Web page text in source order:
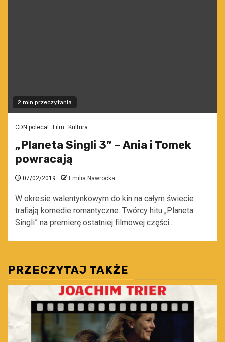
2 min przeczytania
CDN poleca! Film Kultura
„Planeta Singli 3” – Ania i Tomek
powracają
07/02/2019 Emilia Nawrocka
W okresie walentynkowym do kin na całym świecie
trafiają komedie romantyczne. Twórcy hitu „Planeta
Singli” na premierę ostatniej filmowej części...
PRZECZYTAJ TAKŻE